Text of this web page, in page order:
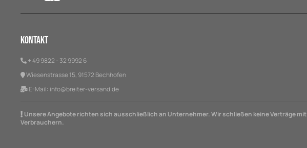
Kontakt
+ 49 9822 - 32 9992 6
Wiesenstrasse 15, 91572 Bechhofen
E-Mail: info@breiter-versand.de
Unsere Angebote richten sich ausschließlich an Unternehmer. Wir schließen keine Verträge mit
Verbrauchern.